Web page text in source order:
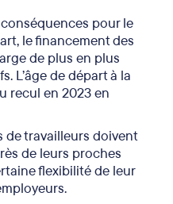
pour le
le financement des
de plus en plus
L’âge de départ à la
recul en 2023 en
de travailleurs doivent
de leurs proches
flexibilité de leur